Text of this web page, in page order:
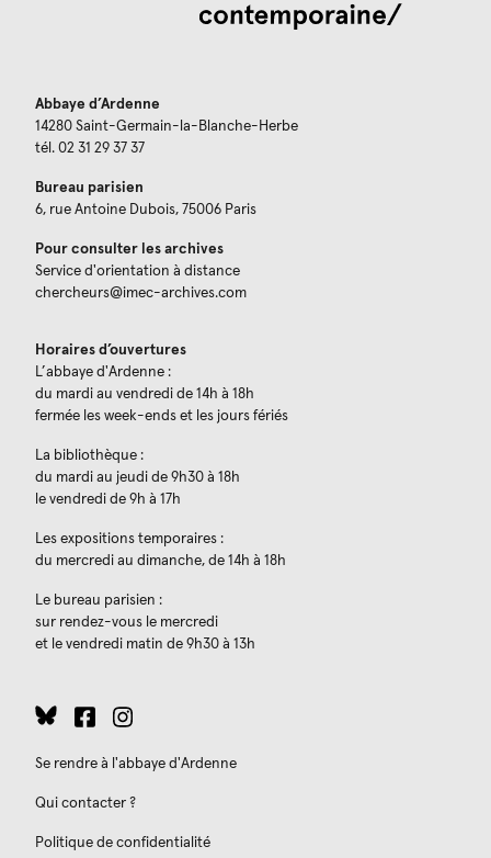
Abbaye d’Ardenne
14280 Saint-Germain-la-Blanche-Herbe
tél. 02 31 29 37 37
Bureau parisien
6, rue Antoine Dubois, 75006 Paris
Pour consulter les archives
Service d'orientation à distance
chercheurs@imec-archives.com
Horaires d’ouvertures
L’abbaye d'Ardenne :
du mardi au vendredi de 14h à 18h
fermée les week-ends et les jours fériés
La bibliothèque :
du mardi au jeudi de 9h30 à 18h
le vendredi de 9h à 17h
Les expositions temporaires :
du mercredi au dimanche, de 14h à 18h
Le bureau parisien :
sur rendez-vous le mercredi
et le vendredi matin de 9h30 à 13h
Se rendre à l'abbaye d'Ardenne
Qui contacter ?
Politique de confidentialité